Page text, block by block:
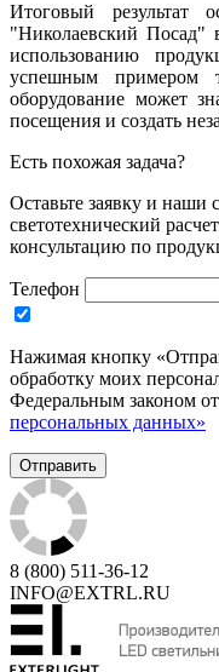
Итоговый результат
"Николаевский Посад"
использованию
успешным примером
оборудование может
посещения и создать
Есть похожая задача?
Оставьте заявку и наши
светотехнический
консультацию по
Телефон
Нажимая кнопку
обработку моих
Федеральным законом
персональных данных»
8 (800) 511-36-12
INFO@EXTRL.RU